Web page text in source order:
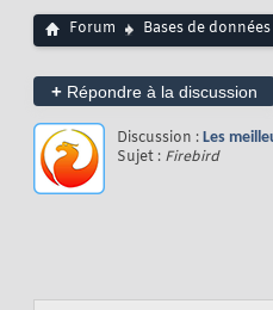
Forum Bases de données
+ Répondre à la discussion
Discussion : Les
Sujet : Firebird